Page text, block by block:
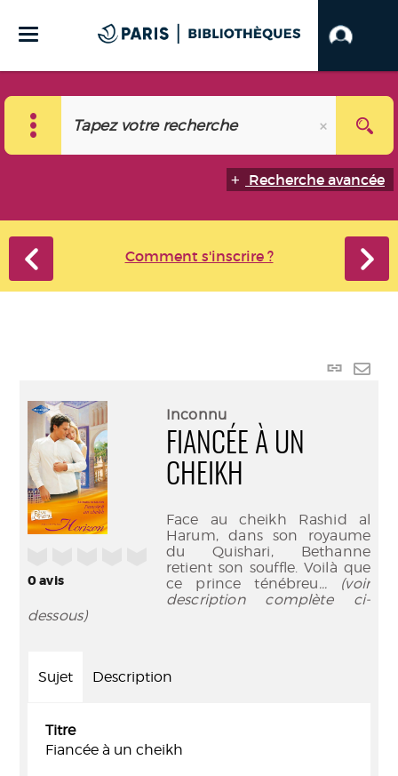
Recherche avancée
Comment s'inscrire ?
Lien
0avis
Inconnu
FIANCÉE À UN
CHEIKH
Face au cheikh Rashid al
Harum, dans son royaume
du Quishari, Bethanne
retient son souffle. Voilà que
ce prince ténébreu... (voir
description complète ci-
dessous)
Sujet Description
Titre
Fiancée à un cheikh